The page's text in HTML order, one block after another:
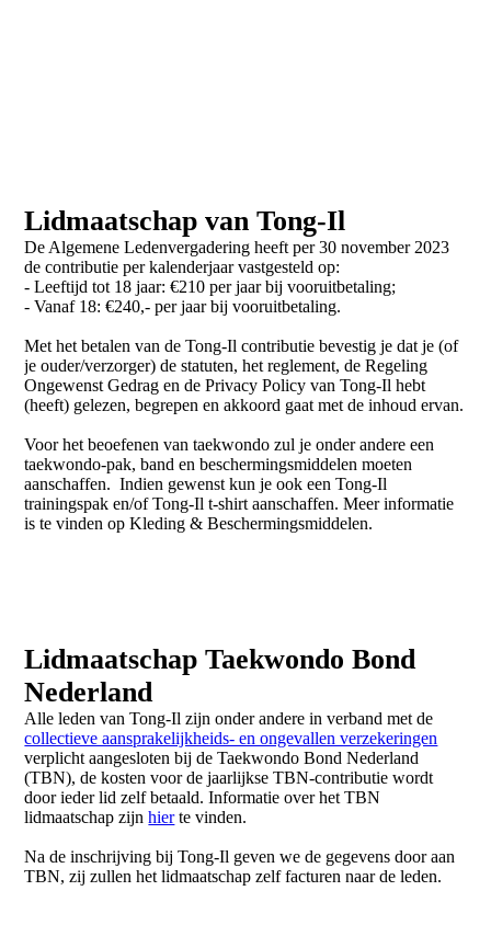
Lidmaatschap van Tong-Il
De Algemene Ledenvergadering heeft per 30 november 2023
de contributie per kalenderjaar vastgesteld op:
- Leeftijd tot 18 jaar: €210 per jaar bij vooruitbetaling;
- Vanaf 18: €240,- per jaar bij vooruitbetaling.
Met het betalen van de Tong-Il contributie bevestig je dat je (of
je ouder/verzorger) de statuten, het reglement, de Regeling
Ongewenst Gedrag en de Privacy Policy van Tong-Il hebt
(heeft) gelezen, begrepen en akkoord gaat met de inhoud ervan.
Voor het beoefenen van taekwondo zul je onder andere een
taekwondo-pak, band en beschermingsmiddelen moeten
aanschaffen. Indien gewenst kun je ook een Tong-Il
trainingspak en/of Tong-Il t-shirt aanschaffen. Meer informatie
is te vinden op Kleding & Beschermingsmiddelen.
Lidmaatschap Taekwondo Bond
Nederland
Alle leden van Tong-Il zijn onder andere in verband met de
collectieve aansprakelijkheids- en ongevallen verzekeringen
verplicht aangesloten bij de Taekwondo Bond Nederland
(TBN), de kosten voor de jaarlijkse TBN-contributie wordt
door ieder lid zelf betaald. Informatie over het TBN
lidmaatschap zijnhierte vinden.
Na de inschrijving bij Tong-Il geven we de gegevens door aan
TBN, zij zullen het lidmaatschap zelf facturen naar de leden.